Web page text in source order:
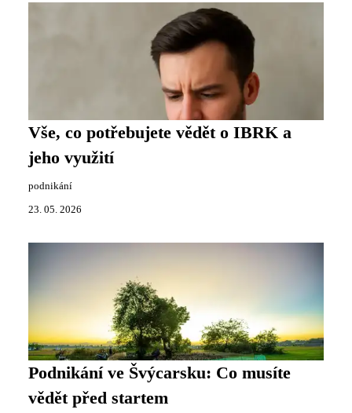
Vše, co potřebujete vědět o IBRK a
jeho využití
podnikání
23. 05. 2026
Podnikání ve Švýcarsku: Co musíte
vědět před startem